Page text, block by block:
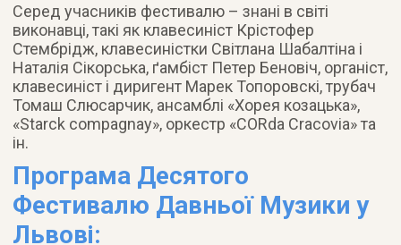
Серед учасників фестивалю – знані в світі
виконавці, такі як клавесиніст Крістофер
Стембрідж, клавесиністки Світлана Шабалтіна і
Наталія Сікорська, ґамбіст Петер Беновіч, органіст,
клавесиніст і диригент Марек Топоровскі, трубач
Томаш Слюсарчик, ансамблі «Хорея козацька»,
«Starck compagnay», оркестр «CORda Cracovia» та
ін.
Програма Десятого
Фестивалю Давньої Музики у
Львові: